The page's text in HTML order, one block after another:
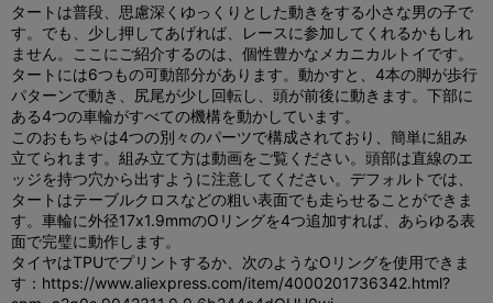
タートは普段、思慮深くゆっくりとした動きをする小さな男の子で
す。でも、少し押してあげれば、レースに参加してくれるかもしれ
ません。
ここにご紹介するのは、個性豊かなメカニカルトイです。
タートには6つもの可動部分があります。動かすと、4本の脚が歩行
パターンで動き、尻尾が少し回転し、頭が前後に動きます。下部に
ある4つの車輪がすべての機構を動かしています。
このおもちゃは4つの別々のパーツで構成されており、簡単に組み
立てられます。組み立て方は動画をご覧ください。頭部は直線のエ
ッジを持つ穴から出すように注意してください。デフォルトでは、
タートはテーブルクロスなどの粗い表面でも走らせることができま
す。車輪に外径17x1.9mmのOリングを4つ追加すれば、あらゆる表
面で完璧に動作します。
タイヤはTPUでプリントするか、次のようなOリングを使用できま
す：https://www.aliexpress.com/item/4000201736342.html?